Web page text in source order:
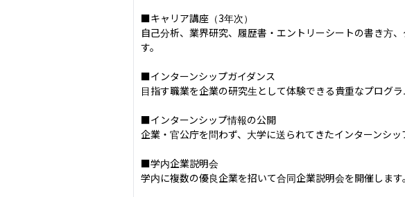
■キャリア講座（3年次）
自己分析、業界研究、履歴書・エントリーシートの書き方
す。
■インターンシップガイダンス
目指す職業を企業の研究生として体験できる貴重なプログ
■インターンシップ情報の公開
企業・官公庁を問わず、大学に送られてきたインターンシ
■学内企業説明会
学内に複数の優良企業を招いて合同企業説明会を開催しま